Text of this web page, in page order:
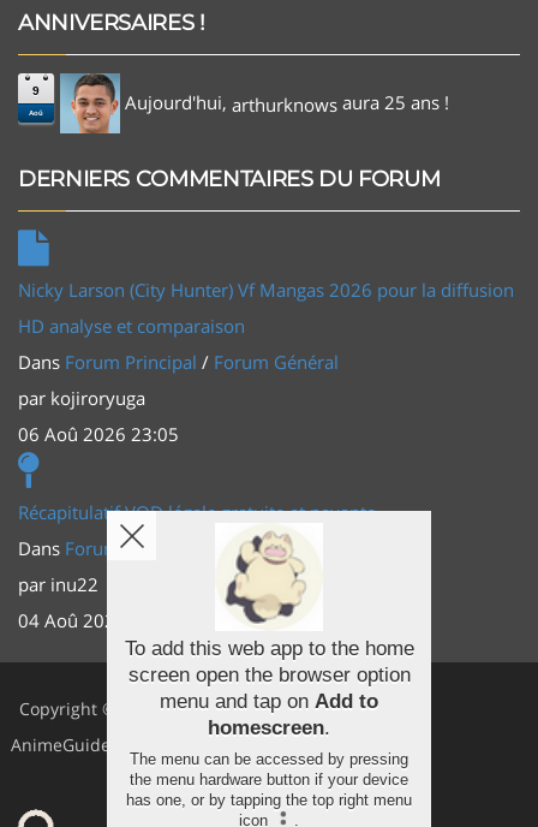
ANNIVERSAIRES !
9
Aoû Aujourd'hui, arthurknows aura 25 ans !
DERNIERS COMMENTAIRES DU FORUM
Nicky Larson (City Hunter) Vf Mangas 2026 pour la diffusion
HD analyse et comparaison
Dans Forum Principal / Forum Général
par kojiroryuga
06 Aoû 2026 23:05
Récapitulatif VOD légale gratuite et payante
Dans Forum Principal
Actus (TV, vidéo, web)
par inu22
04 Aoû 2026 20:30
Copyright ©
AnimeGuides
Facebook
Youtube
Twitter
To add this web app to the home
screen open the browser option
menu and tap on Add to
homescreen.
The menu can be accessed by pressing
the menu hardware button if your device
has one, or by tapping the top right menu
icon
.